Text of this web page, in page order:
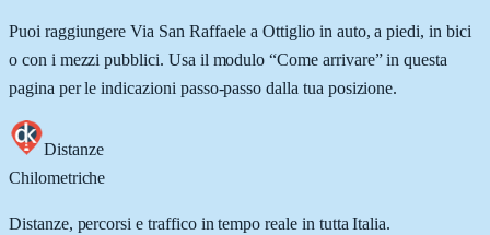
Puoi raggiungere Via San Raffaele a Ottiglio in auto, a piedi, in bici
o con i mezzi pubblici. Usa il modulo “Come arrivare” in questa
pagina per le indicazioni passo-passo dalla tua posizione.
Distanze
Chilometriche
Distanze, percorsi e traffico in tempo reale in tutta Italia.